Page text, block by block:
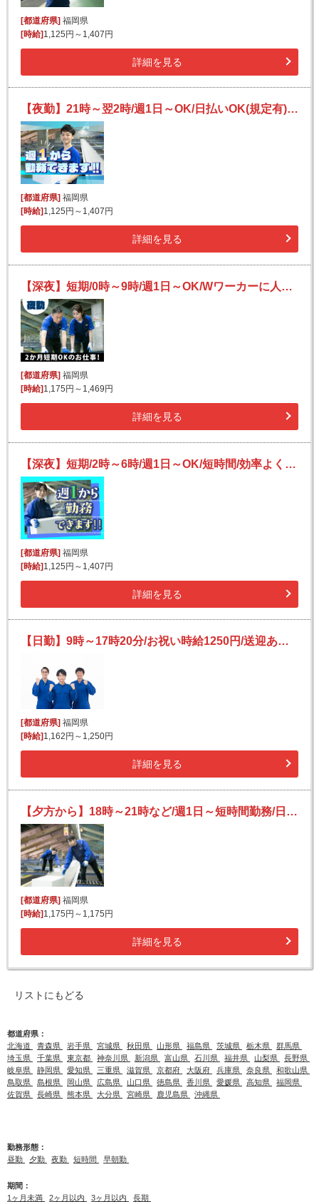
[都道府県]福岡県
[時給]1,125円～1,407円
詳細を見る
【夜勤】21時～翌2時/週1日～OK/日払いOK(規定有)/副業可/未経験OK/簡単荷物仕分け
[都道府県] 福岡県
[時給] 1,125円～1,407円
詳細を見る
【深夜】短期/0時～9時/週1日～OK/Wワーカーに人気/送迎あり/日払いOK/副業可/未経験可【2か月間のみ】
[都道府県]福岡県
[時給]1,175円～1,469円
詳細を見る
【深夜】短期/2時～6時/週1日～OK/短時間/効率よく稼ぐ/宅配便の仕分け【2か月間のみ】
[都道府県]福岡県
[時給]1,125円～1,407円
詳細を見る
【日勤】9時～17時20分/お祝い時給1250円/送迎あり/未経験歓迎/車部品の仕分け
[都道府県] 福岡県
[時給] 1,162円～1,250円
詳細を見る
【夕方から】18時～21時など/週1日～短時間勤務/日払いOK(規定有)/副業可/未経験OK
[都道府県] 福岡県
[時給] 1,175円～1,175円
詳細を見る
リストにもどる
都道府県：
北海道
青森県 岩手県 宮城県 秋田県 山形県 福島県 茨城県 栃木県
群馬県
埼玉県
千葉県 東京都 神奈川県 新潟県 富山県 石川県 福井県 山梨県
長野県
岐阜県
静岡県 愛知県 三重県 滋賀県 京都府 大阪府 兵庫県 奈良県
和歌山県
鳥取県
島根県 岡山県 広島県 山口県 徳島県 香川県 愛媛県 高知県
福岡県
佐賀県
長崎県 熊本県 大分県 宮崎県 鹿児島県 沖縄県
勤務形態：
昼勤
夕勤 夜勤 短時間 早朝勤
期間：
1ヶ月未満
2ヶ月以内 3ヶ月以内 長期